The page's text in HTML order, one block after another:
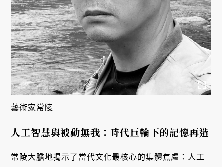
藝術家常陵
人工智慧與被動無我：時代巨輪下的記憶再造
常陵大膽地揭示了當代文化最核心的集體焦慮：人工